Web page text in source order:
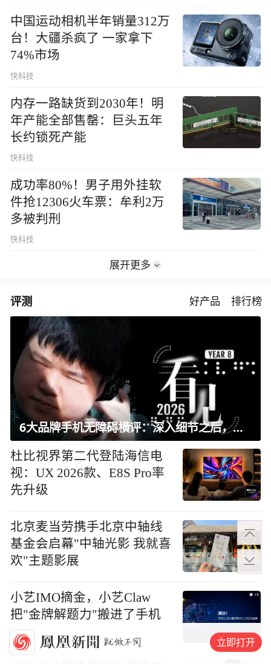
中国运动相机半年销量312万
台！大疆杀疯了 一家拿下
74%市场
快科技
内存一路缺货到2030年！明
年产能全部售罄：巨头五年
长约锁死产能
快科技
成功率80%！男子用外挂软
件抢12306火车票：牟利2万
多被判刑
快科技
展开更多
评测 好产品 排行榜
6大品牌手机无障碍横评：深入细节之后，似乎只有苹果能挺住？｜ 看见2026
杜比视界第二代登陆海信电
视：UX 2026款、E8S Pro率
先升级
北京麦当劳携手北京中轴线
基金会启幕"中轴光影 我就喜
欢"主题影展
小艺IMO摘金，小艺Claw
把"金牌解题力"搬进了手机
立即打开